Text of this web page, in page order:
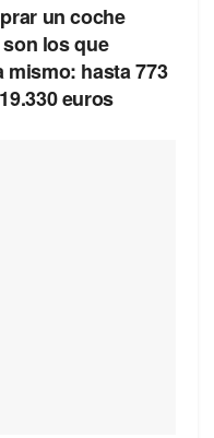
un coche
los que
hasta 773
euros